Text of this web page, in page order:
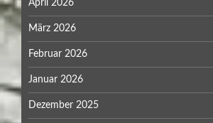
April 2026
März 2026
Februar 2026
Januar 2026
Dezember 2025